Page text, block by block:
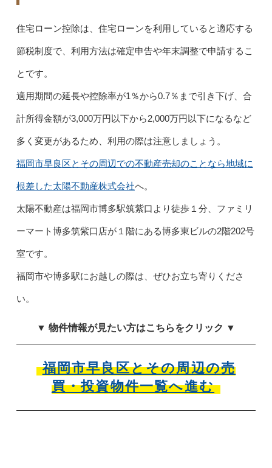
住宅ローン控除は、住宅ローンを利用していると適応する
節税制度で、利用方法は確定申告や年末調整で申請するこ
とです。
適用期間の延長や控除率が1％から0.7％まで引き下げ、合
計所得金額が3,000万円以下から2,000万円以下になるなど
多く変更があるため、利用の際は注意しましょう。
福岡市早良区とその周辺での不動産売却のことなら地域に
根差した太陽不動産株式会社へ。
太陽不動産は福岡市博多駅筑紫口より徒歩１分、ファミリ
ーマート博多筑紫口店が１階にある博多東ビルの2階202号
室です。
福岡市や博多駅にお越しの際は、ぜひお立ち寄りくださ
い。
▼ 物件情報が見たい方はこちらをクリック ▼
福岡市早良区とその周辺の売
買・投資物件一覧へ進む